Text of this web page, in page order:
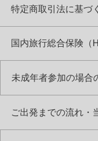
特定商取引法に基づ
国内旅行総合保険（
未成年者参加の場合
ご出発までの流れ・